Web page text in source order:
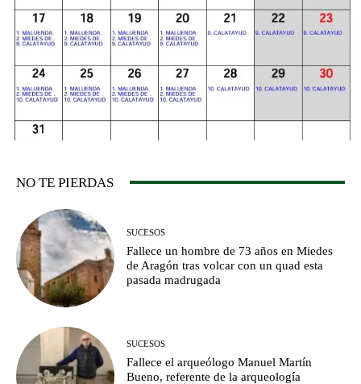
NO TE PIERDAS
SUCESOS
Fallece un hombre de 73 años en Miedes
de Aragón tras volcar con un quad esta
pasada madrugada
SUCESOS
Fallece el arqueólogo Manuel Martín
Bueno, referente de la arqueología